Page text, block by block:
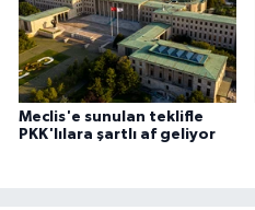
Meclis'e sunulan teklifle
PKK'lılara şartlı af geliyor